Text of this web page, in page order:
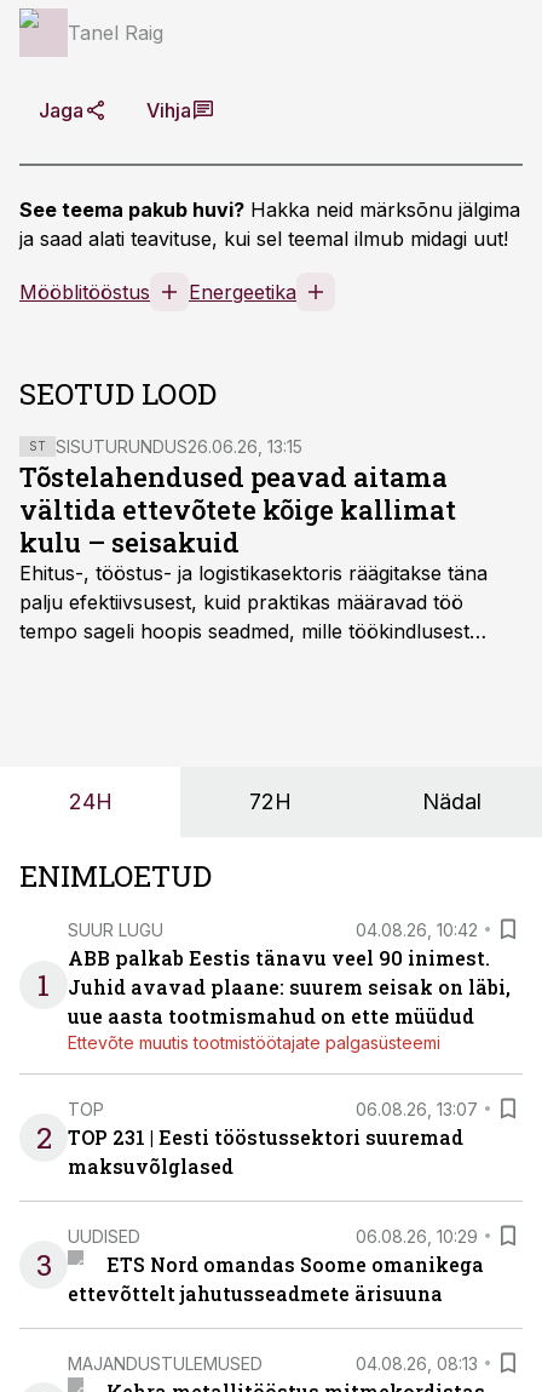
Tanel Raig
Jaga Vihja
See teema pakub huvi? Hakka neid märksõnu jälgima
ja saad alati teavituse, kui sel teemal ilmub midagi uut!
Mööblitööstus Energeetika
SEOTUD LOOD
ST SISUTURUNDUS26.06.26, 13:15
Tõstelahendused peavad aitama
vältida ettevõtete kõige kallimat
kulu – seisakuid
Ehitus-, tööstus- ja logistikasektoris räägitakse täna
palju efektiivsusest, kuid praktikas määravad töö
tempo sageli hoopis seadmed, mille töökindlusest
24H 72H Nädal
ENIMLOETUD
1
SUUR LUGU 04.08.26, 10:42
ABB palkab Eestis tänavu veel 90 inimest.
Juhid avavad plaane: suurem seisak on läbi,
uue aasta tootmismahud on ette müüdud
Ettevõte muutis tootmistöötajate palgasüsteemi
2
TOP 06.08.26, 13:07
TOP 231 | Eesti tööstussektori suuremad
maksuvõlglased
3
UUDISED 06.08.26, 10:29
ETS Nord omandas Soome omanikega
ettevõttelt jahutusseadmete ärisuuna
MAJANDUSTULEMUSED 04.08.26, 08:13